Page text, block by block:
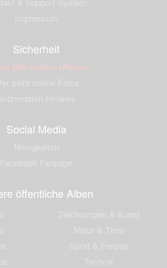
Sicherheit
Bild melden (Abuse)
Social Media
öffentliche Alben